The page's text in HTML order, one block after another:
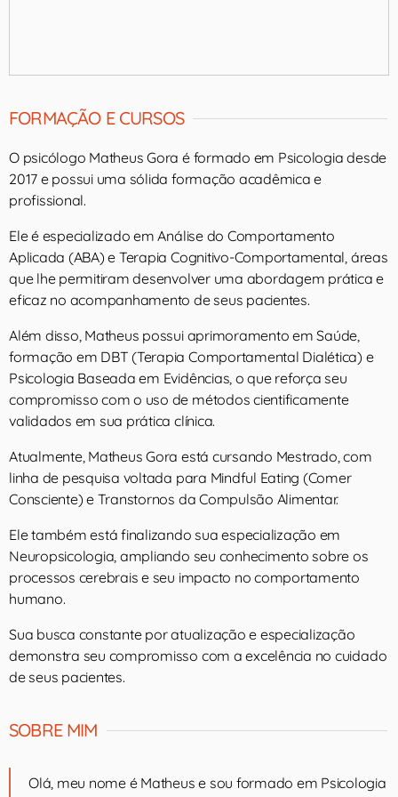
FORMAÇÃO E CURSOS
O psicólogo Matheus Gora é formado em Psicologia desde
2017 e possui uma sólida formação acadêmica e
profissional.
Ele é especializado em Análise do Comportamento
Aplicada (ABA) e Terapia Cognitivo-Comportamental, áreas
que lhe permitiram desenvolver uma abordagem prática e
eficaz no acompanhamento de seus pacientes.
Além disso, Matheus possui aprimoramento em Saúde,
formação em DBT (Terapia Comportamental Dialética) e
Psicologia Baseada em Evidências, o que reforça seu
compromisso com o uso de métodos cientificamente
validados em sua prática clínica.
Atualmente, Matheus Gora está cursando Mestrado, com
linha de pesquisa voltada para Mindful Eating (Comer
Consciente) e Transtornos da Compulsão Alimentar.
Ele também está finalizando sua especialização em
Neuropsicologia, ampliando seu conhecimento sobre os
processos cerebrais e seu impacto no comportamento
humano.
Sua busca constante por atualização e especialização
demonstra seu compromisso com a excelência no cuidado
de seus pacientes.
SOBRE MIM
Olá, meu nome é Matheus e sou formado em Psicologia